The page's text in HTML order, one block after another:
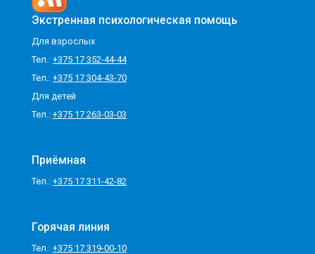
Экстренная психологическая помощь
Для взрослых
Тел.: +375 17 352-44-44
Тел.: +375 17 304-43-70
Для детей
Тел.: +375 17 263-03-03
Приёмная
Тел.: +375 17 311-42-82
Горячая линия
Тел.: +375 17 319-00-10